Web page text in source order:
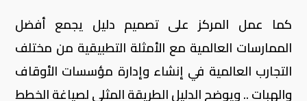
كما عمل المركز على تصميم دليل يجمع أفضل
الممارسات العالمية مع الأمثلة التطبيقية من مختلف
التجارب العالمية في إنشاء وإدارة مؤسسات الأوقاف
والهبات .. ويوضح الدليل الطريقة المثلى لصياغة الخطط